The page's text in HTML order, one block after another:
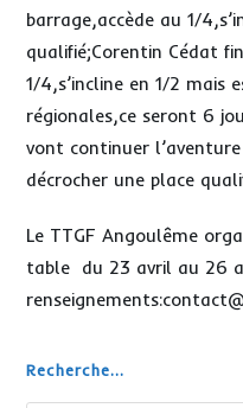
barrage,accède au 1/
qualifié;Corentin Cédat
1/4,s’incline en 1/2 mais
régionales,ce seront 6
vont continuer
décrocher une place
Le TTGF Angoulême
table du 23 avril au 26
Recherche...